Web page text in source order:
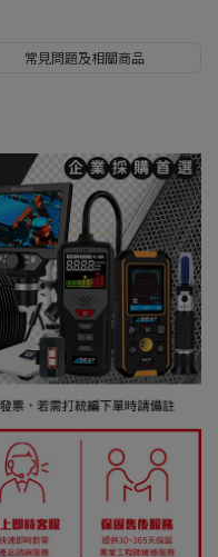
常見問題及相關商品